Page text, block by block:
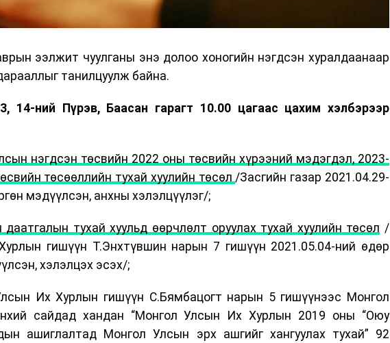
ээлжит чуулганы энэ долоо хоногийн нэгдсэн хуралдаанаар
танилцуулж байна.
14-ний Пүрэв, Баасан гарагт 10.00 цагаас цахим хэлбэрээр
нэгдсэн төсвийн 2022 оны төсвийн хүрээний мэдэгдэл, 2023-
төсөөллийн тухай хуулийн төсөл/Засгийн газар 2021.04.29-
мэдүүлсэн, анхны хэлэлцүүлэг/;
даатгалын тухай хуульд өөрчлөлт оруулах тухай хуулийн төсөл /
гишүүн Т.Энхтүвшин нарын 7 гишүүн 2021.05.04-ний өдөр
хэлэлцэх эсэх/;
Их Хурлын гишүүн С.Бямбацогт нарын 5 гишүүнээс Монгол
сайдад хандан “Монгол Улсын Их Хурлын 2019 оны “Оюу
ашиглалтад Монгол Улсын эрх ашгийг хангуулах тухай” 92